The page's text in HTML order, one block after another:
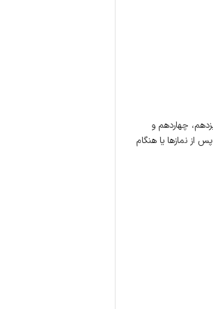
چهاردهم و
از نمازها یا هنگام